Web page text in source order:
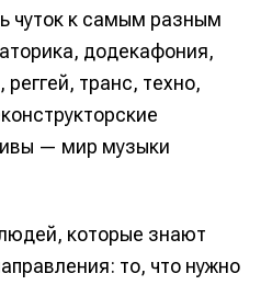
чуток к самым разным
додекафония,
транс, техно,
— мир музыки
которые знают
то, что нужно